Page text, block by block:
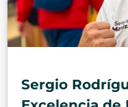
Sergio